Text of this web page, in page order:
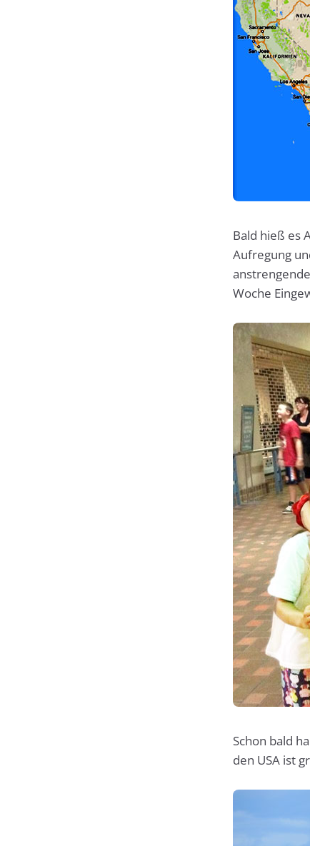
Bald hieß es
Aufregung
Woche
Schon bald
den USA ist